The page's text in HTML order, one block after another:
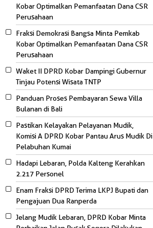
Kobar Optimalkan Pemanfaatan Dana CSR
Perusahaan
Fraksi Demokrasi Bangsa Minta Pemkab
Kobar Optimalkan Pemanfaatan Dana CSR
Perusahaan
Waket II DPRD Kobar Dampingi Gubernur
Tinjau Potensi Wisata TNTP
Panduan Proses Pembayaran Sewa Villa
Bulanan di Bali
Pastikan Kelayakan Pelayanan Mudik,
Komisi A DPRD Kobar Pantau Arus Mudik Di
Pelabuhan Kumai
Hadapi Lebaran, Polda Kalteng Kerahkan
2.217 Personel
Enam Fraksi DPRD Terima LKPJ Bupati dan
Pengajuan Dua Ranperda
Jelang Mudik Lebaran, DPRD Kobar Minta